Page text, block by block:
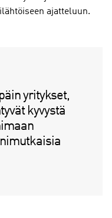
ajatteluun.
yritykset,
kyvystä